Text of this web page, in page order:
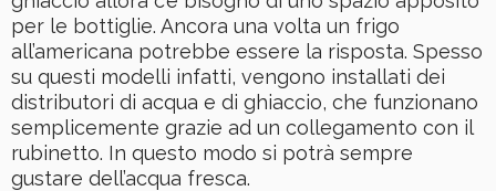
per le bottiglie. Ancora una volta un frigo
all’americana potrebbe essere la risposta. Spesso
su questi modelli infatti, vengono installati dei
distributori di acqua e di ghiaccio, che funzionano
semplicemente grazie ad un collegamento con il
rubinetto. In questo modo si potrà sempre
gustare dell’acqua fresca.